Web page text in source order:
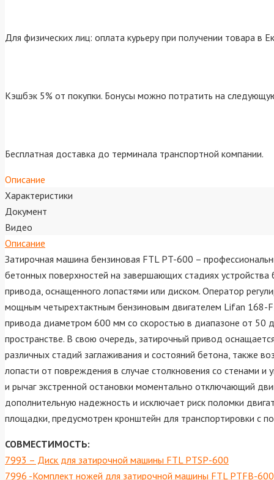
Для физических лиц: оплата курьеру при получении товара в
Кэшбэк 5% от покупки. Бонусы можно потратить на
Бесплатная доставка до терминала транспортной компании.
Описание
Характеристики
Документ
Видео
Описание
Затирочная машина бензиновая FTL PT-600 –
бетонных поверхностей на завершающих стадиях
привода, оснащенного лопастями или диском. Оператор
мощным четырехтактным бензиновым двигателем Lifan 168-
привода диаметром 600 мм со скоростью в диапазоне от 50
пространстве. В свою очередь, затирочный привод
различных стадий заглаживания и состояний бетона, также
лопасти от повреждения в случае столкновения со стенами
и рычаг экстренной остановки моментально отключающий
дополнительную надежность и исключает риск поломки
площадки, предусмотрен кронштейн для транспортировки с
СОВМЕСТИМОСТЬ:
7993 – Диск для затирочной машины FTL PTSP-600
7996 -Комплект ножей для затирочной машины FTL PTFB-